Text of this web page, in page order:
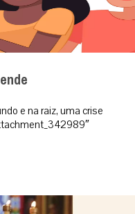
e na raiz, uma crise